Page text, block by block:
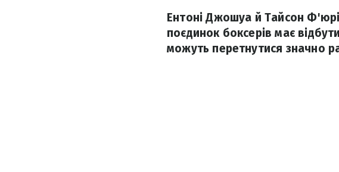
Ентоні Джошуа й Тайсон
поєдинок боксерів має
можуть перетнутися значно